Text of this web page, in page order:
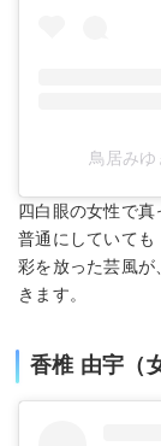
鳥居み
四白眼の女性で真
普通にしていて
彩を放った芸風
きます。
香椎 由宇（